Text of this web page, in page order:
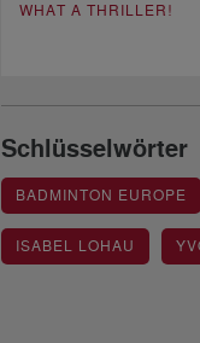
WHAT A THRILLER!
Schlüsselwörter
BADMINTON EUROPE
ISABEL LOHAU